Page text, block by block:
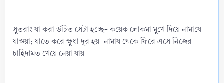
সুতরাং যা করা উচিত সেটা হচ্ছে- কয়েক লোকমা মুখে দিয়ে নামাযে
যাওয়া; যাতে করে ক্ষুধা দূর হয়। নামায থেকে ফিরে এসে নিজের
চাহিদামত খেয়ে নেয়া যায়।